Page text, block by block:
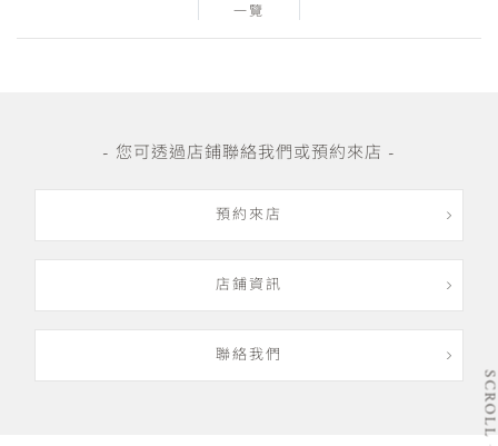
一覽
- 您可透過店鋪聯絡我們或預約來店 -
預約來店
店鋪資訊
聯絡我們